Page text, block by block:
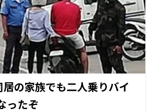
居の家族でも二人乗りバイ
ったぞ